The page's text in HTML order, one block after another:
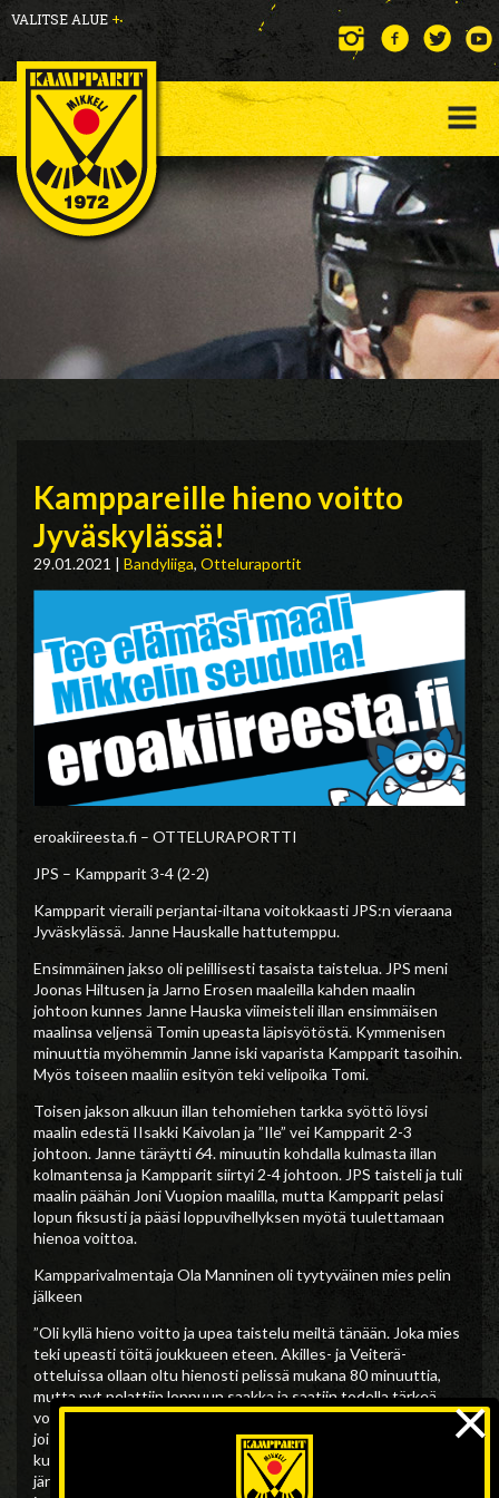
VALITSE ALUE +
Kamppareille hieno voitto
Jyväskylässä!
29.01.2021 | Bandyliiga, Otteluraportit
eroakiireesta.fi – OTTELURAPORTTI
JPS – Kampparit 3-4 (2-2)
Kampparit vieraili perjantai-iltana voitokkaasti JPS:n vieraana
Jyväskylässä. Janne Hauskalle hattutemppu.
Ensimmäinen jakso oli pelillisesti tasaista taistelua. JPS meni
Joonas Hiltusen ja Jarno Erosen maaleilla kahden maalin
johtoon kunnes Janne Hauska viimeisteli illan ensimmäisen
maalinsa veljensä Tomin upeasta läpisyötöstä. Kymmenisen
minuuttia myöhemmin Janne iski vaparista Kampparit tasoihin.
Myös toiseen maaliin esityön teki velipoika Tomi.
Toisen jakson alkuun illan tehomiehen tarkka syöttö löysi
maalin edestä IIsakki Kaivolan ja ”Ile” vei Kampparit 2-3
johtoon. Janne täräytti 64. minuutin kohdalla kulmasta illan
kolmantensa ja Kampparit siirtyi 2-4 johtoon. JPS taisteli ja tuli
maalin päähän Joni Vuopion maalilla, mutta Kampparit pelasi
lopun fiksusti ja pääsi loppuvihellyksen myötä tuulettamaan
hienoa voittoa.
Kampparivalmentaja Ola Manninen oli tyytyväinen mies pelin
jälkeen
”Oli kyllä hieno voitto ja upea taistelu meiltä tänään. Joka mies
teki upeasti töitä joukkueen eteen. Akilles- ja Veiterä-
otteluissa ollaan oltu hienosti pelissä mukana 80 minuuttia,
mutta nyt pelattiin loppuun saakka ja saatiin todella tärkeä
voitto. Pelit Jipsiä vastaan on aina omanlaisiaan taisteluita
joissa sattuu ja tapahtuu, niin tänäänkin. Pelin loppupuolella
kun JPS tuli lujaa, puolustettiin hyvin ja maltettiin pelata
järkevästi. Tästä voitosta saadaan varmasti paljon evästä
×